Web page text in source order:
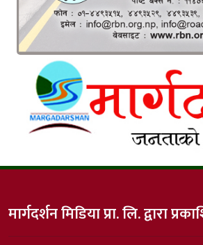
मार्गदर्शन मिडिया प्रा. लि. द्वारा